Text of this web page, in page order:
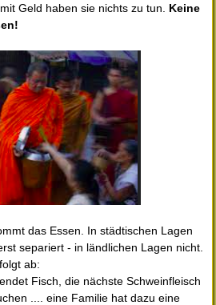
Geld haben sie nichts zu tun. Keine
das Essen. In städtischen Lagen
separiert - in ländlichen Lagen nicht.
ab:
Fisch, die nächste Schweinfleisch
.... eine Familie hat dazu eine